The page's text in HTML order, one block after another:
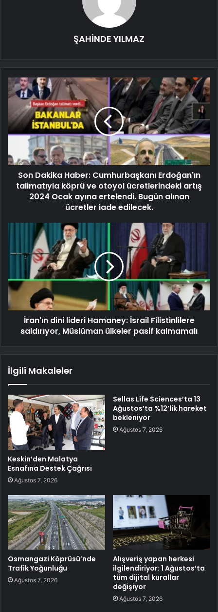
ŞAHİNDE YILMAZ
Son Dakika Haber: Cumhurbaşkanı Erdoğan'ın
talimatıyla köprü ve otoyol ücretlerindeki artış
2024 Ocak ayına ertelendi. Bugün alınan
ücretler iade edilecek.
İran'ın dini lideri Hamaney: İsrail Filistinlilere
saldırıyor, Müslüman ülkeler pasif kalmamalı
İlgili Makaleler
Keskin’den Malatya
Esnafına Destek Çağrısı
Ağustos 7, 2026
Sellas Life Sciences’ta 13
Ağustos’ta %12’lik hareket
bekleniyor
Ağustos 7, 2026
Osmangazi Köprüsü’nde
Trafik Yoğunluğu
Ağustos 7, 2026
Alışveriş yapan herkesi
ilgilendiriyor: 1 Ağustos’ta
tüm dijital kurallar
değişiyor
Ağustos 7, 2026